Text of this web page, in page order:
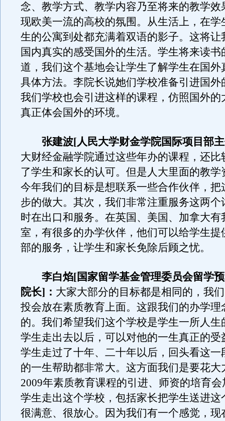
念、教学方式、教学内容乃至将来的教学效
现欧美一流的高校的氛围。从生活上，在学
生的公寓到处都充满着双语的影子。这将让
国内真实的感受国外的生活。学生将来读书
道，我们这个基地会让学生了解学生在国外
具体方法。李院长说她们学校准备引进国外
我们学校也会引进这样的课程，仿照国外的
真正体会国外的环境。
张建波[人民大学财金学院国际项目部
大财经金融学院通过这些年办的课程，还比
了学生和家长的认可。但是人大里面的教学
今年我们的目标是想联系一些合作伙伴，把
步的做大。其次，我们非常注重服务这两个
时在出口和服务。在英国、美国、加拿大有
室，有很多的办学伙伴，他们可以给学生提
部的服务，让学生和家长免除后顾之忧。
李白焰[国家留学基金管理委员会留学预
院长]： 大家大部分的目标都是相同的，我
投会放在素质教育上面。这跟我们的办学理
的。我们希望我们这个学校是学生一所人生
学生走出去以后，可以对他的一生真正的受
学生走过了十年、二十年以后，回头看这一
的一生帮助都非常大。这方面我们是要花大
2009年素质教育课程的引进、师资的培育
学生走出这个学校，包括家长把学生送进这
很满意、很放心。因为我们有一个感觉，现